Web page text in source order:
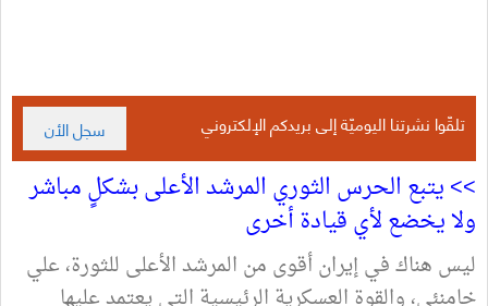
تلقّوا نشرتنا اليوميّة إلى بريدكم الإلكتروني سجل الأن
<<يتبع الحرس الثوري المرشد الأعلى بشكلٍ مباشر
ولا يخضع لأي قيادة أخرى
ليس هناك في إيران أقوى من المرشد الأعلى للثورة، علي